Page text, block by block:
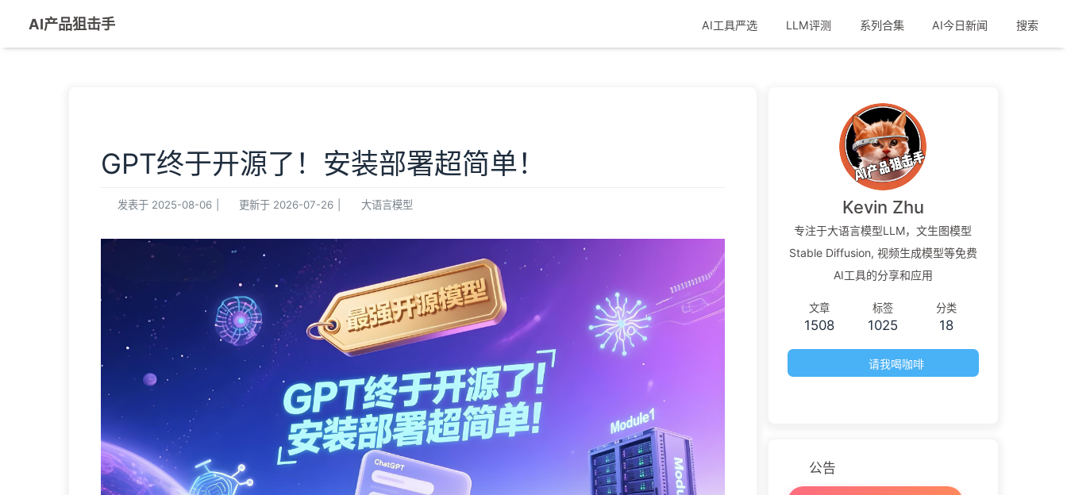
AI产品狙击手 AI工具严选 LLM评测 系列合集 AI今日新闻 搜索
GPT终于开源了！安装部署超简单！
发表于 2025-08-06 更新于 2026-07-26 大语言模型 Kevin Zhu
专注于大语言模型LLM，文生图模型
Stable Diffusion, 视频生成模型等免费
AI工具的分享和应用
文章
1508
标签
1025
分类
18
请我喝咖啡
公告